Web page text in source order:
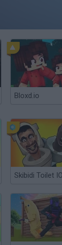
Bloxd.io
Skibidi Toilet